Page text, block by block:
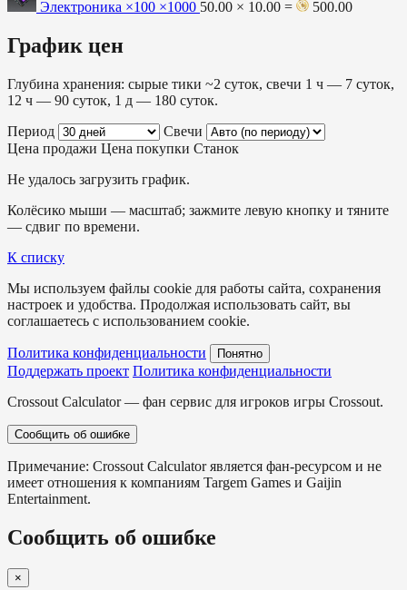
Электроника ×100 ×1000 50.00 × 10.00 = 500.00
График цен
Глубина хранения: сырые тики ~2 суток, свечи 1 ч — 7 суток,
12 ч — 90 суток, 1 д — 180 суток.
Период
Свечи
Цена продажи Цена покупки Станок
Не удалось загрузить график.
Колёсико мыши — масштаб; зажмите левую кнопку и тяните
— сдвиг по времени.
К списку
Мы используем файлы cookie для работы сайта, сохранения
настроек и удобства. Продолжая использовать сайт, вы
соглашаетесь с использованием cookie.
Политика конфиденциальности Понятно
Поддержать проект Политика конфиденциальности
Crossout Calculator — фан сервис для игроков игры Crossout.
Сообщить об ошибке
Примечание: Crossout Calculator является фан-ресурсом и не
имеет отношения к компаниям Targem Games и Gaijin
Entertainment.
Сообщить об ошибке
×